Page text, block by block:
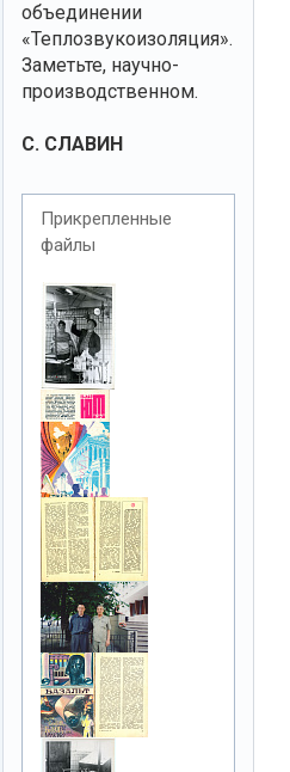
объединении
«Теплозвукоизоляция».
Заметьте, научно-
производственном.
С. СЛАВИН
Прикрепленные
файлы